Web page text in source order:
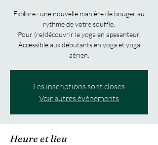
Explorez une nouvelle manière de bouger au
rythme de votre souffle.
Pour (re)découvrir le yoga en apesanteur.
Accessible aux débutants en yoga et yoga
aérien.
Les inscriptions sont closes
Voir autres événements
Heure et lieu